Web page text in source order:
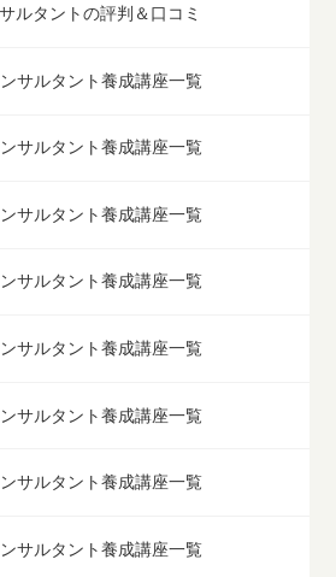
ルタントの評判＆口コミ
サルタント養成講座一覧
サルタント養成講座一覧
サルタント養成講座一覧
サルタント養成講座一覧
サルタント養成講座一覧
サルタント養成講座一覧
サルタント養成講座一覧
サルタント養成講座一覧